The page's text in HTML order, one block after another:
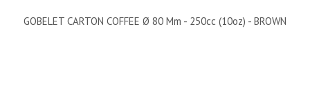
GOBELET CARTON COFFEE Ø 80 Mm - 250cc (10oz) - BROWN